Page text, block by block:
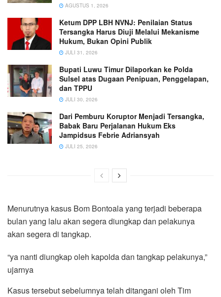
AGUSTUS 1, 2026
Ketum DPP LBH NVNJ: Penilaian Status
Tersangka Harus Diuji Melalui Mekanisme
Hukum, Bukan Opini Publik
JULI 31, 2026
Bupati Luwu Timur Dilaporkan ke Polda
Sulsel atas Dugaan Penipuan, Penggelapan,
dan TPPU
JULI 30, 2026
Dari Pemburu Koruptor Menjadi Tersangka,
Babak Baru Perjalanan Hukum Eks
Jampidsus Febrie Adriansyah
JULI 25, 2026
Menurutnya kasus Bom Bontoala yang terjadi beberapa
bulan yang lalu akan segera diungkap dan pelakunya
akan segera di tangkap.
“ya nanti diungkap oleh kapolda dan tangkap pelakunya,”
ujarnya
Kasus tersebut sebelumnya telah ditangani oleh Tim